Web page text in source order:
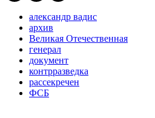
александр вадис
архив
Великая Отечественная
генерал
документ
контрразведка
рассекречен
ФСБ